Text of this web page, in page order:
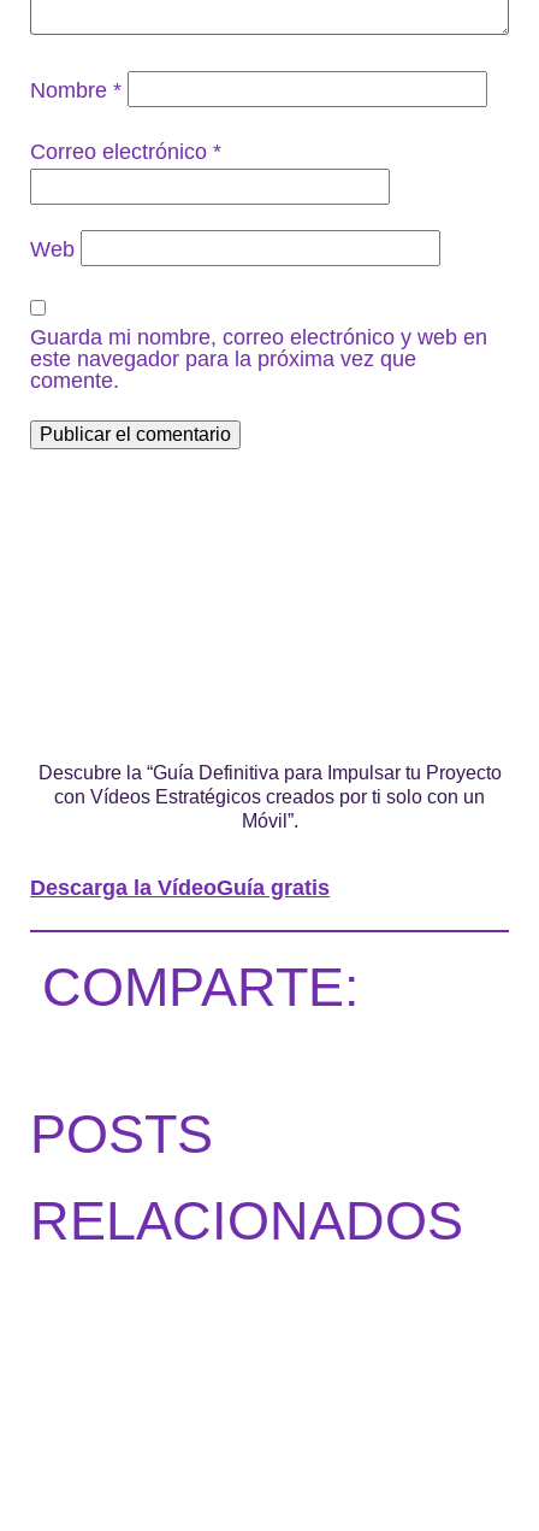
Nombre *
Correo electrónico *
Web
Guarda mi nombre, correo electrónico y web en
este navegador para la próxima vez que
comente.
Descubre la “Guía Definitiva para Impulsar tu Proyecto
con Vídeos Estratégicos creados por ti solo con un
Móvil”.
Descarga la VídeoGuía gratis
COMPARTE:
POSTS
RELACIONADOS